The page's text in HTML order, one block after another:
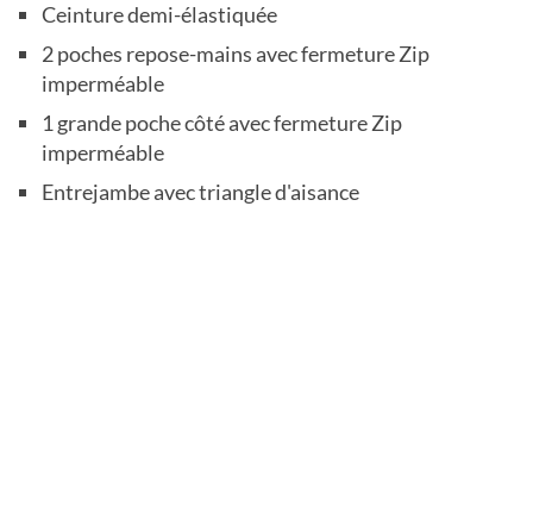
Ceinture demi-élastiquée
2 poches repose-mains avec fermeture Zip
imperméable
1 grande poche côté avec fermeture Zip
imperméable
Entrejambe avec triangle d'aisance